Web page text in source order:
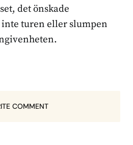
det önskade
turen eller slumpen
COMMENT